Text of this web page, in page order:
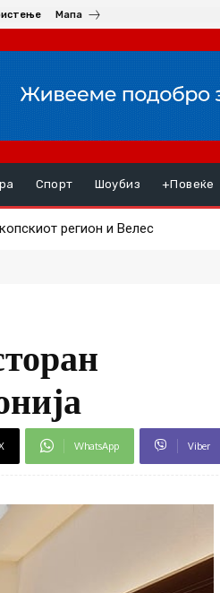
Мапа
Спорт Шоубиз +Повеќе
по колата во која имало и бебе
регион и Велес
WhatsApp Viber